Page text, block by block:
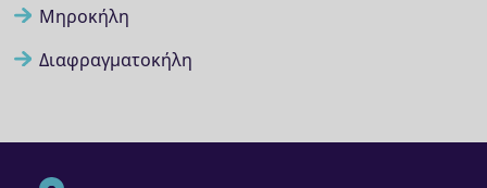
Μηροκήλη
Διαφραγματοκήλη